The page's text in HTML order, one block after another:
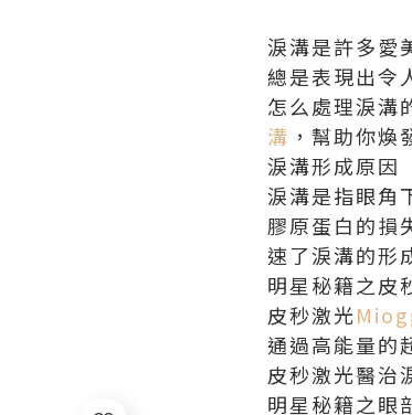
淚溝是許多愛
總是表現出令
怎么處理淚溝
溝 ，幫助你煥
淚溝形成原因
淚溝是指眼角
膠原蛋白的損
速了淚溝的形
明星秘籍之皮
皮秒激光
通過高能量的
皮秒激光醫治
明星秘籍之眼